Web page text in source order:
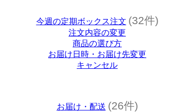
今週の定期ボックス注文 (32件)
注文内容の変更
商品の選び方
お届け日時・お届け先変更
キャンセル
お届け・配送 (26件)